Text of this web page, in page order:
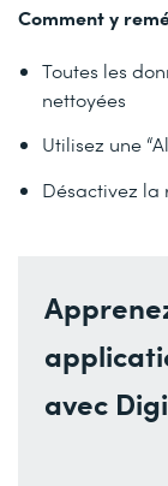
Comment y
Toutes les
nettoyées
Utilisez une
Désactivez la
avec